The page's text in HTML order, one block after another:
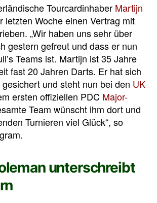
Tourcardinhaber Martijn
letzten Woche einen Vertrag mit
„Wir haben uns sehr über
gestern gefreut und dass er nun
Teams ist. Martijn ist 35 Jahre
fast 20 Jahren Darts. Er hat sich
und steht nun bei den UK
ersten offiziellen PDC Major-
Team wünscht ihm dort und
Turnieren viel Glück“, so
unterschreibt